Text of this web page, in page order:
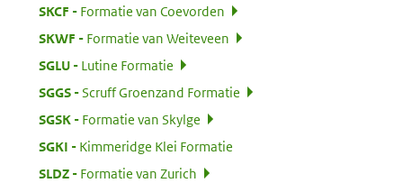
SKCF
Formatie van Coevorden
SKWF
Formatie van Weiteveen
SGLU:
Lutine Formatie
SGGS:
Scruff Groenzand Formatie
SGSK:
Formatie van Skylge
SGKI
Kimmeridge Klei Formatie
SLDZ:
Formatie van Zurich